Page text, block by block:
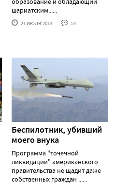
шариатским......
21 ИЮЛЯ'2013 54
Беспилотник, убивший
моего внука
Программа "точечной
ликвидации" американского
правительства не щадит даже
собственных граждан ......